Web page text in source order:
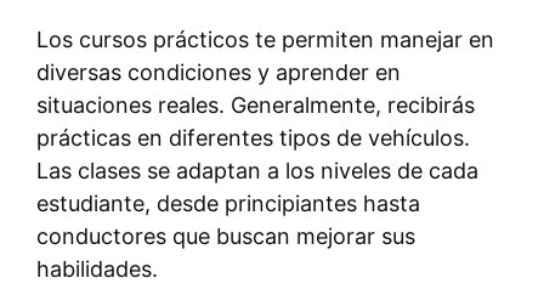
Los cursos prácticos te permiten manejar en
diversas condiciones y aprender en
situaciones reales. Generalmente, recibirás
prácticas en diferentes tipos de vehículos.
Las clases se adaptan a los niveles de cada
estudiante, desde principiantes hasta
conductores que buscan mejorar sus
habilidades.